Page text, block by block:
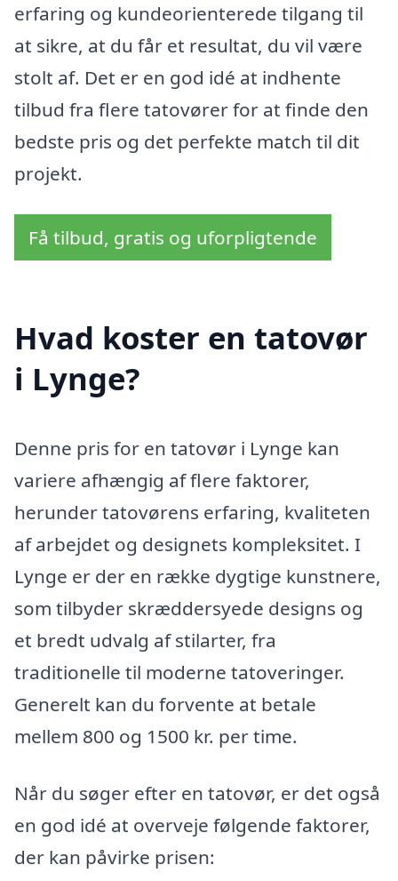
erfaring og kundeorienterede tilgang til
at sikre, at du får et resultat, du vil være
stolt af. Det er en god idé at indhente
tilbud fra flere tatovører for at finde den
bedste pris og det perfekte match til dit
projekt.
Få tilbud, gratis og uforpligtende
Hvad koster en tatovør
i Lynge?
Denne pris for en tatovør i Lynge kan
variere afhængig af flere faktorer,
herunder tatovørens erfaring, kvaliteten
af arbejdet og designets kompleksitet. I
Lynge er der en række dygtige kunstnere,
som tilbyder skræddersyede designs og
et bredt udvalg af stilarter, fra
traditionelle til moderne tatoveringer.
Generelt kan du forvente at betale
mellem 800 og 1500 kr. per time.
Når du søger efter en tatovør, er det også
en god idé at overveje følgende faktorer,
der kan påvirke prisen: